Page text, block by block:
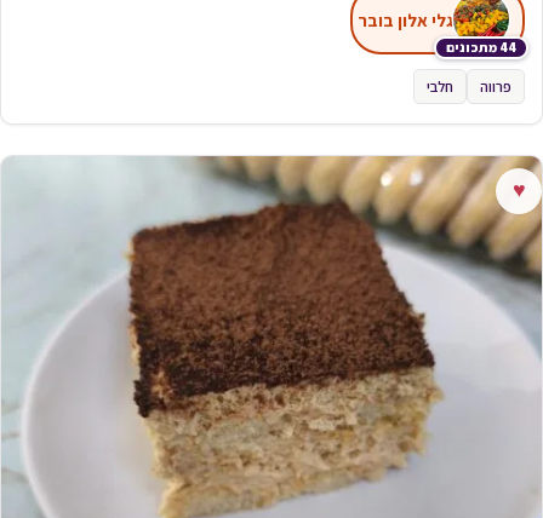
44 מתכונים
גלי אלון בובר
פרווה חלבי
♥